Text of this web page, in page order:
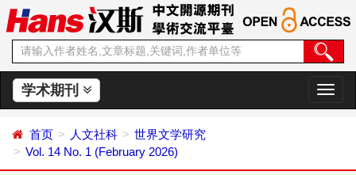
学术期刊
切
换
首页 人文社科
世界文学研究
Vol. 14 No. 1 (February 2026)